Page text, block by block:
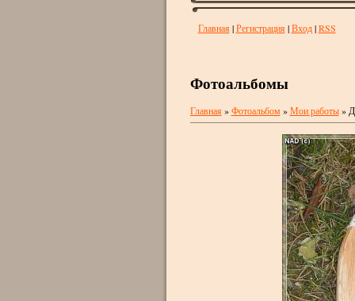
Главная |Регистрация |Вход|RSS
Фотоальбомы
Главная »Фотоальбом»Мои работы»